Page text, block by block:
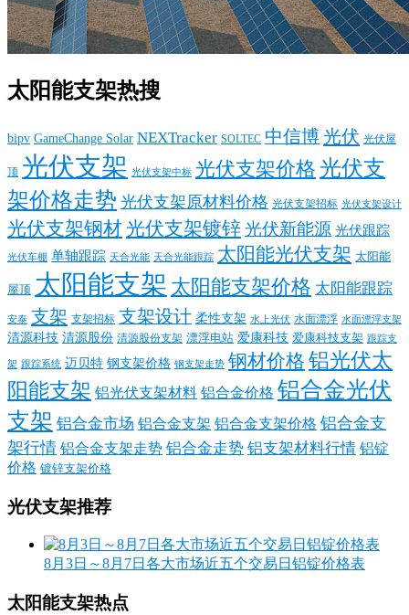
太阳能支架热搜
bipv GameChange Solar NEXTracker SOLTEC 中信博光伏 光伏屋
顶 光伏支架 光伏支架中标 光伏支架价格 光伏支
架价格走势 光伏支架原材料价格 光伏支架招标 光伏支架设计
光伏支架钢材光伏支架镀锌光伏新能源 光伏跟踪
光伏车棚 单轴跟踪 天合光能 天合光能跟踪 太阳能光伏支架 太阳能
屋顶 太阳能支架 太阳能支架价格 太阳能跟踪
安泰 支架 支架招标 支架设计 柔性支架 水上光伏 水面漂浮 水面漂浮支架
清源科技 清源股份 清源股份支架 漂浮电站 爱康科技 爱康科技支架 跟踪支
架 跟踪系统 迈贝特 钢支架价格 钢支架走势 钢材价格 铝光伏太
阳能支架 铝光伏支架材料 铝合金价格 铝合金光伏
支架 铝合金市场 铝合金支架 铝合金支架价格 铝合金支
架行情 铝合金支架走势 铝合金走势 铝支架材料行情 铝锭
价格 镀锌支架价格
光伏支架推荐
8月3日～8月7日各大市场近五个交易日铝锭价格表
太阳能支架热点